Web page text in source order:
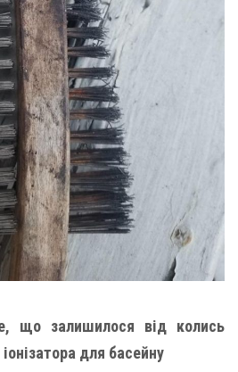
що залишилося від колись
для басейну